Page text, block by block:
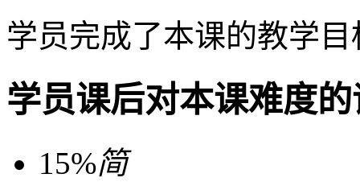
学员完成了本课的教学目
学员课后对本课难度
15%简